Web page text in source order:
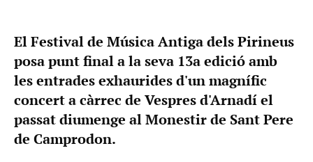
El Festival de Música Antiga dels Pirineus
posa punt final a la seva 13a edició amb
les entrades exhaurides d'un magnífic
concert a càrrec de Vespres d'Arnadí el
passat diumenge al Monestir de Sant Pere
de Camprodon.